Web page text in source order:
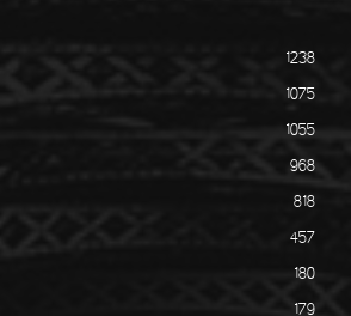
1238
1075
1055
968
818
457
180
179